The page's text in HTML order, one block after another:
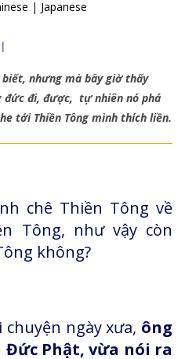
| Japanese
nhưng mà bây giờ thấy
đức đi, được, tự nhiên nó phá
tới Thiền Tông mình thích liền.
chê Thiền Tông về
Tông, như vậy còn
không?
ngày xưa, ông
Đức Phật, vừa nói ra